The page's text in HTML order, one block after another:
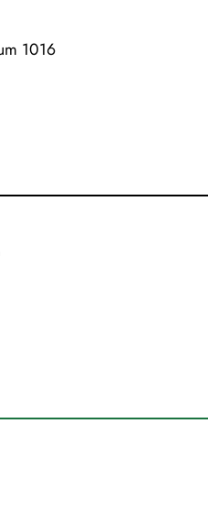
1016